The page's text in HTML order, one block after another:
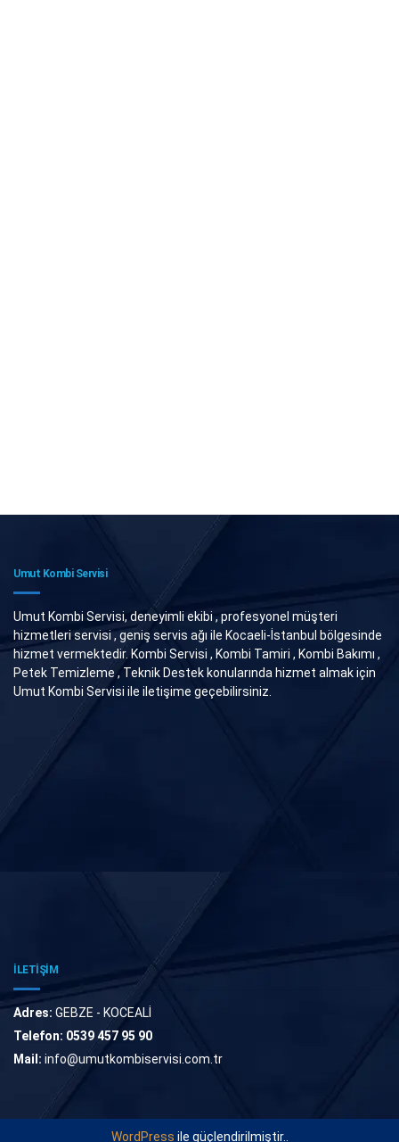
Umut Kombi Servisi
Umut Kombi Servisi, deneyimli ekibi , profesyonel müşteri
hizmetleri servisi , geniş servis ağı ile Kocaeli-İstanbul bölgesinde
hizmet vermektedir. Kombi Servisi , Kombi Tamiri , Kombi Bakımı ,
Petek Temizleme , Teknik Destek konularında hizmet almak için
Umut Kombi Servisi ile iletişime geçebilirsiniz.
İLETİŞİM
Adres: GEBZE - KOCEALİ
Telefon: 0539 457 95 90
Mail: info@umutkombiservisi.com.tr
WordPress ile güçlendirilmiştir..